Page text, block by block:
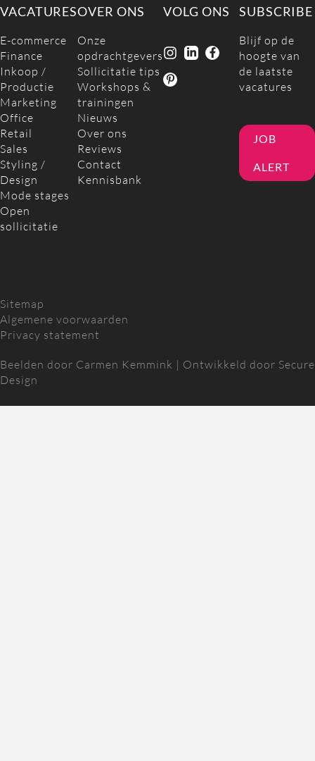
VACATURES
E-commerce
Finance
Inkoop /
Productie
Marketing
Office
Retail
Sales
Styling /
Design
Mode stages
Open
sollicitatie
OVER ONS
Onze
opdrachtgevers
Sollicitatie tips
Workshops &
trainingen
Nieuws
Over ons
Reviews
Contact
Kennisbank
VOLG ONS SUBSCRIBE
Blijf op de
hoogte van
de laatste
vacatures
JOB
ALERT
Sitemap
Algemene voorwaarden
Privacy statement
Beelden door Carmen Kemmink | Ontwikkeld door Secure
Design